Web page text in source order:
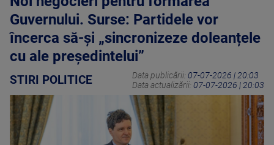
Guvernului. Surse: Partidele vor
încerca să-și „sincronizeze doleanțele
cu ale președintelui”
STIRI POLITICE Data publicării: 07-07-2026 | 20:03
Data actualizării: 07-07-2026 | 20:03